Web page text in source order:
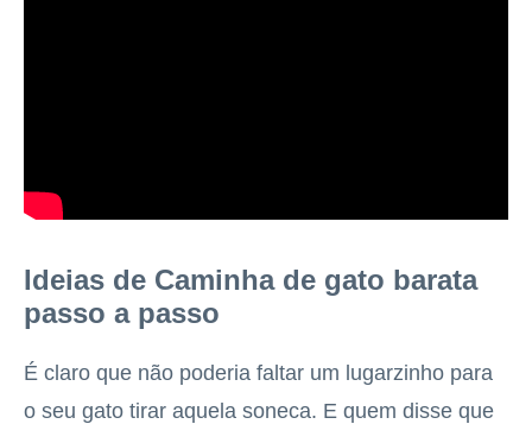
Ideias de Caminha de gato barata
passo a passo
É claro que não poderia faltar um lugarzinho para
o seu gato tirar aquela soneca. E quem disse que